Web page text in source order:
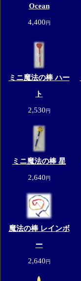
Ocean
4,400円
ミニ魔法の棒 ハー
ト
2,530円
ミニ魔法の棒 星
2,640円
魔法の棒 レインボ
ー
2,640円